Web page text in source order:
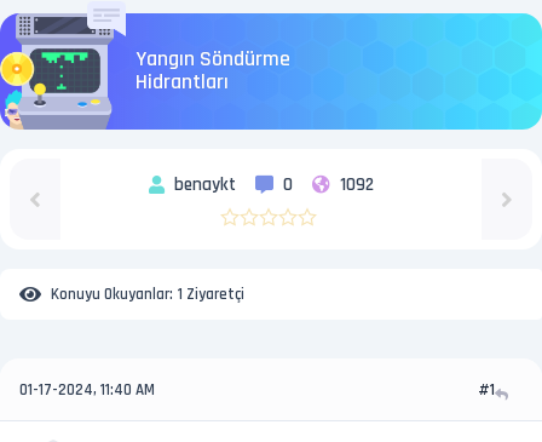
Yangın Söndürme
Hidrantları
benaykt 0 1092
Konuyu Okuyanlar: 1 Ziyaretçi
01-17-2024, 11:40 AM #1